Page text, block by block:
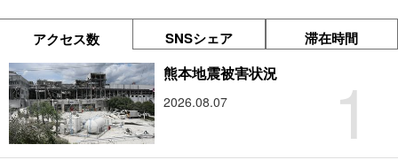
アクセス数 SNSシェア 滞在時間
1
熊本地震被害状況
2026.08.07